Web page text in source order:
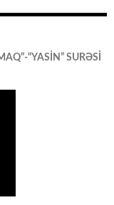
“YASİN” SURƏSİ